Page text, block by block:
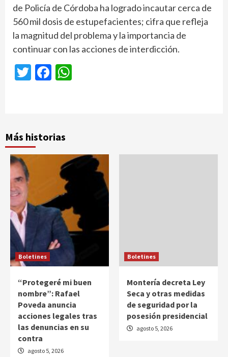
de Policía de Córdoba ha logrado incautar cerca de
560 mil dosis de estupefacientes; cifra que refleja
la magnitud del problema y la importancia de
continuar con las acciones de interdicción.
TwitterFacebook
Más historias
Boletines
“Protegeré mi buen
nombre”: Rafael
Poveda anuncia
acciones legales tras
las denuncias en su
contra
agosto 5, 2026
Boletines
Montería decreta Ley
Seca y otras medidas
de seguridad por la
posesión presidencial
agosto 5, 2026